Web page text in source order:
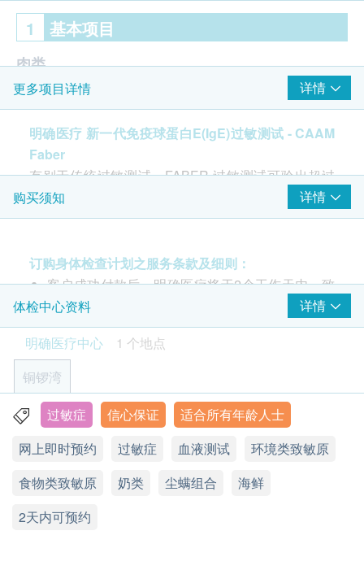
1 基本项目
肉类
牛肉
羊肉
猪肉
马肉
火鸡肉
兔子肉
蔬菜类
红萝卜
西芹
大蒜
洋葱
马铃薯
蕃茄
白萝卜
白芥
奥勒冈 / 牛至
芫荽
刺苋菜
更多项目详情 详情
明确医疗 新一代免疫球蛋白E(IgE)过敏测试 - CAAM
Faber
有别于传统过敏测试，FABER 过敏测试可验出超过
95%的致敏原，有助搵出过敏源从而医治及对症下药.
检测172种致敏原.
欧盟(IVD)认可的过敏测试
只需3毫升血液
医生讲解报告及建议
由医生进行健康咨询
由医生解释医疗报告
免责声明：
客人同意作致敏原测试Faber。
客人明白需要抽取血液样本作测试用途及了解其风
险。
客人应求诊医生给予任何治疗的建议。有些人在接
受过全面致敏原测试后，有其他致敏原未被发现。
购买须知 详情
订购身体检查计划之服务条款及细则：
客户成功付款后，明确医疗将于2个工作天内，致
电客户预约时或客户亦可透过电话预约(Tel: 2155
1951 / 2155 2228)。
客户须于预约当天出示身份证及列印订购确认信确
认身份。
验身过程由医生及医护人员主理。
本体格检查计划有效期为6个月，客户必须于6个月
内(由确认付款日期起计)接受检查，逾期作废。
体格检查后，一般情况下报告需时大概7-10个工作
天，工作天不包括星期六、日及公众假期。
付款一经确认，不可更改或取消，不可转让及退
款。
体检中心资料
详情
明确医疗中心
1 个地点
铜锣湾
香港铜锣湾轩尼诗道555号东角中心19楼2A室
显示地图
星期一至五：9:00a.m. - 1:00p.m.; 2:00p.m.- 6:00p.m.
星期日及公众假期：休息
过敏症 信心保证
适合所有年龄人士
网上即时预约
过敏症 血液测试
环境类致敏原
食物类致敏原
奶类 尘螨组合
海鲜
2天内可预约